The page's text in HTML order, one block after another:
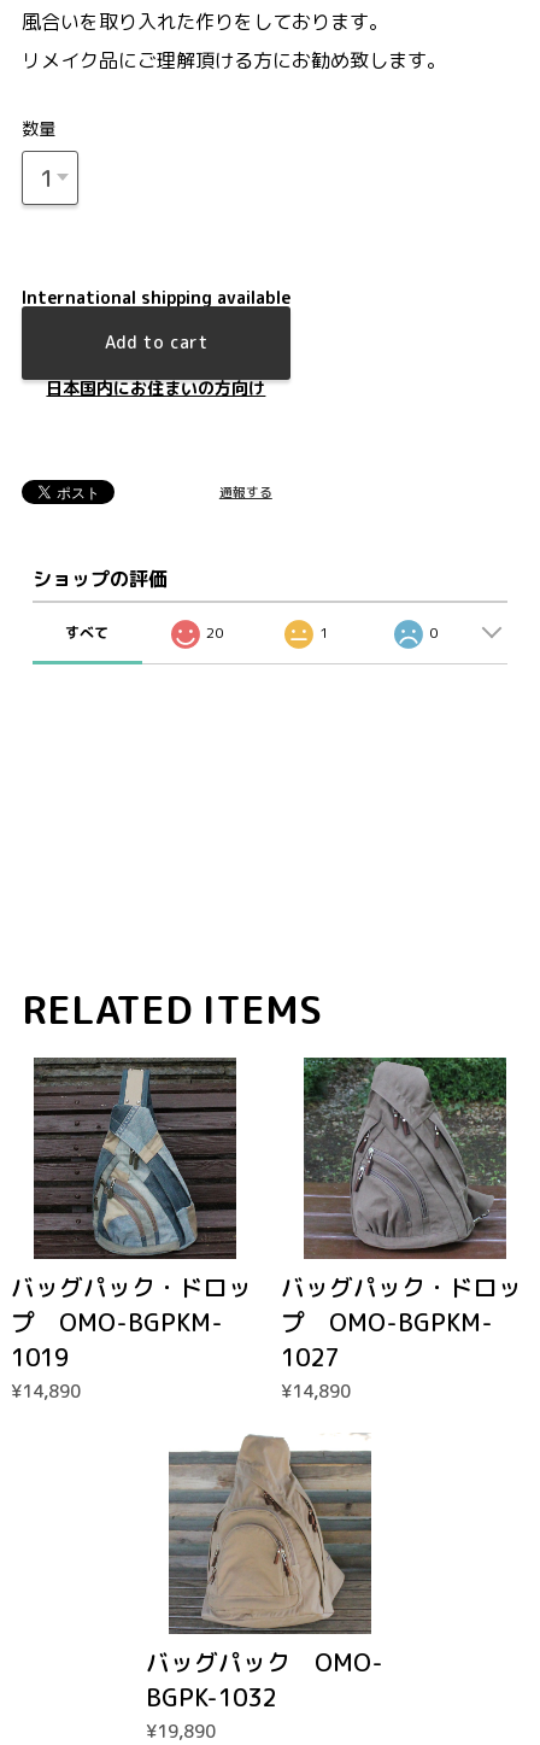
風合いを取り入れた作りをしております。
リメイク品にご理解頂ける方にお勧め致します。
数量
International shipping available
Add to cart
日本国内にお住まいの方向け
通報する
ショップの評価
すべて 20 1 0
RELATED ITEMS
バッグパック・ドロッ
プ OMO-BGPKM-
1019
¥14,890
バッグパック・ドロッ
プ OMO-BGPKM-
1027
¥14,890
バッグパック OMO-
BGPK-1032
¥19,890